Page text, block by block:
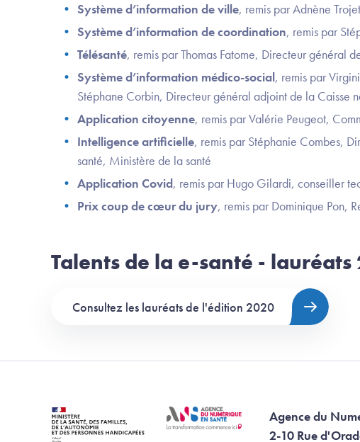
Système d’information de ville, remis par Adnène
Système d’information de coordination, remis par
Télésanté, remis par Thomas Fatome, Directeur général
Système d’information médico-social, remis par
Stéphane Corbin, Directeur général adjoint de la Caisse
Application citoyenne, remis par Valérie Peugeot,
Intelligence artificielle, remis par Stéphanie Combes,
santé, Ministère de la santé
Application Covid, remis par Hugo Gilardi, conseiller
Prix coup de cœur du jury, remis par Dominique Pon,
Talents de la e-santé - lauréats
Consultez les lauréats de l'édition 2020
Agence du
2-10 Rue